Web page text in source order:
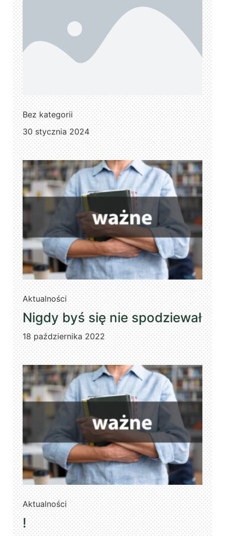
Bez kategorii
30 stycznia 2024
Aktualności
Nigdy byś się nie spodziewał
18 października 2022
Aktualności
!